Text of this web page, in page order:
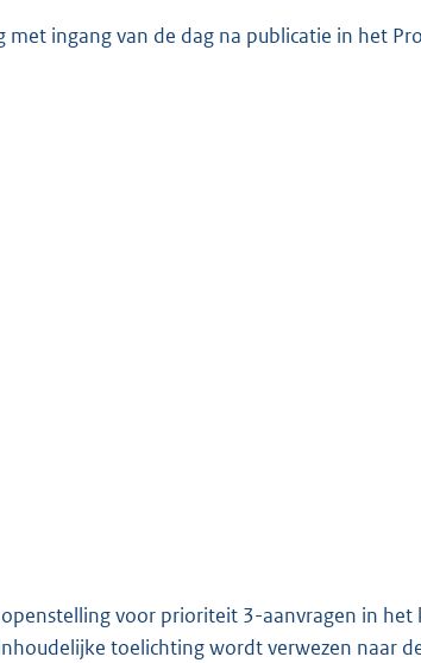
ingang van de dag na publicatie in het
voor prioriteit 3-aanvragen in het
toelichting wordt verwezen naar